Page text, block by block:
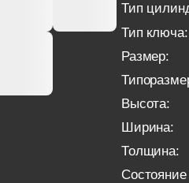
Тип
Тип ключа:
Размер:
Высота:
Ширина:
Толщина:
Состояние